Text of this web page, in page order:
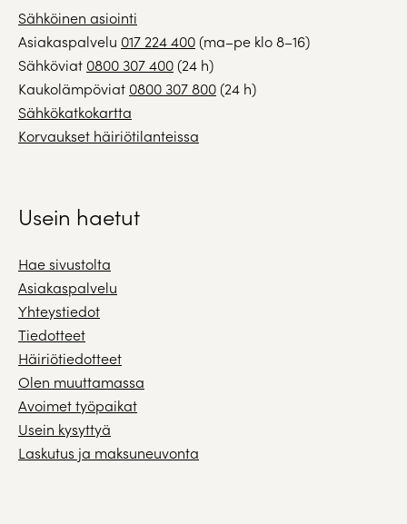
Sähköinen asiointi
Asiakaspalvelu 017 224 400(ma–pe klo 8–16)
Sähköviat 0800 307 400(24 h)
Kaukolämpöviat 0800 307 800(24 h)
Sähkökatkokartta
Korvaukset häiriötilanteissa
Usein haetut
Hae sivustolta
Asiakaspalvelu
Yhteystiedot
Tiedotteet
Häiriötiedotteet
Olen muuttamassa
Avoimet työpaikat
Usein kysyttyä
Laskutus ja maksuneuvonta